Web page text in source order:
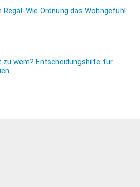
Wie Ordnung das Wohngefühl
wem? Entscheidungshilfe für